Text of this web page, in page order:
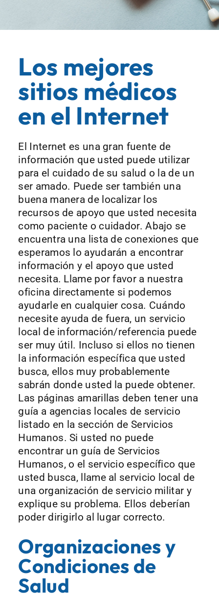
Los mejores
sitios médicos
en el Internet
El Internet es una gran fuente de
información que usted puede utilizar
para el cuidado de su salud o la de un
ser amado. Puede ser también una
buena manera de localizar los
recursos de apoyo que usted necesita
como paciente o cuidador. Abajo se
encuentra una lista de conexiones que
esperamos lo ayudarán a encontrar
información y el apoyo que usted
necesita. Llame por favor a nuestra
oficina directamente si podemos
ayudarle en cualquier cosa. Cuándo
necesite ayuda de fuera, un servicio
local de información/referencia puede
ser muy útil. Incluso si ellos no tienen
la información específica que usted
busca, ellos muy probablemente
sabrán donde usted la puede obtener.
Las páginas amarillas deben tener una
guía a agencias locales de servicio
listado en la sección de Servicios
Humanos. Si usted no puede
encontrar un guía de Servicios
Humanos, o el servicio específico que
usted busca, llame al servicio local de
una organización de servicio militar y
explique su problema. Ellos deberían
poder dirigirlo al lugar correcto.
Organizaciones y
Condiciones de
Salud